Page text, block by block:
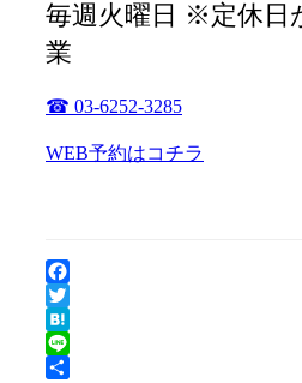
毎週火曜日 ※定休日
業
☎ 03-6252-3285
WEB予約はコチラ
Facebook
Twitter
Hatena
Line